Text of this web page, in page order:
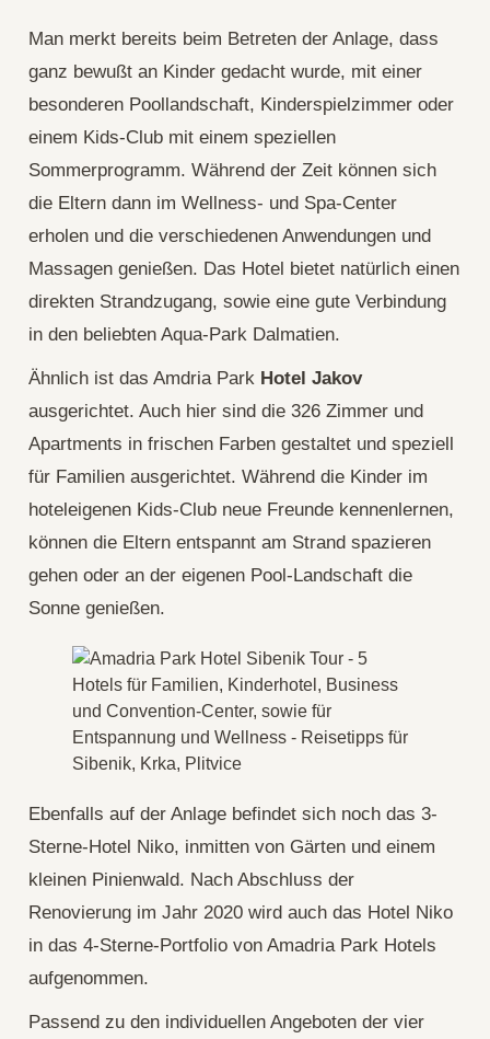
Man merkt bereits beim Betreten der Anlage, dass
ganz bewußt an Kinder gedacht wurde, mit einer
besonderen Poollandschaft, Kinderspielzimmer oder
einem Kids-Club mit einem speziellen
Sommerprogramm. Während der Zeit können sich
die Eltern dann im Wellness- und Spa-Center
erholen und die verschiedenen Anwendungen und
Massagen genießen. Das Hotel bietet natürlich einen
direkten Strandzugang, sowie eine gute Verbindung
in den beliebten Aqua-Park Dalmatien.
Ähnlich ist das Amdria Park Hotel Jakov
ausgerichtet. Auch hier sind die 326 Zimmer und
Apartments in frischen Farben gestaltet und speziell
für Familien ausgerichtet. Während die Kinder im
hoteleigenen Kids-Club neue Freunde kennenlernen,
können die Eltern entspannt am Strand spazieren
gehen oder an der eigenen Pool-Landschaft die
Sonne genießen.
Ebenfalls auf der Anlage befindet sich noch das 3-
Sterne-Hotel Niko, inmitten von Gärten und einem
kleinen Pinienwald. Nach Abschluss der
Renovierung im Jahr 2020 wird auch das Hotel Niko
in das 4-Sterne-Portfolio von Amadria Park Hotels
aufgenommen.
Passend zu den individuellen Angeboten der vier